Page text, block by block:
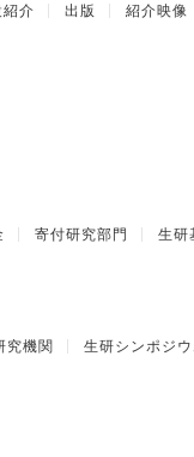
介 出版 紹介映像
寄付研究部門 生研
究機関 生研シンポジウ